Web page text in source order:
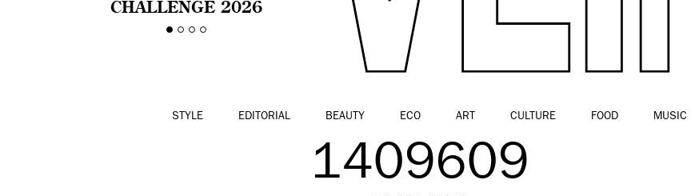
CHALLENGE 2026
CELEBRA LA
STYLE EDITORIAL BEAUTY ECO ART CULTURE FOOD MUSIC
1409609